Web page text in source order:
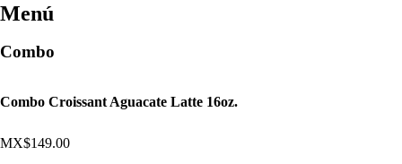
Menú
Combo
Combo Croissant Aguacate Latte 16oz.
MX$149.00